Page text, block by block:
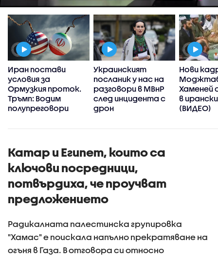
Иран постави
условия за
Ормузкия проток.
Тръмп: Водим
полупреговори
Украинският
посланик у нас на
разговори в МВнР
след инцидента с
дрон
Нови
Хаменей
в
(ВИДЕО)
Катар и Египет, които са
ключови посредници,
потвърдиха, че проучват
предложението
Радикалната палестинска групировка
"Хамас" е поискала напълно прекратяване на
огъня в Газа. В отговора си относно